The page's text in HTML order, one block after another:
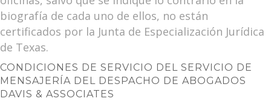
biografía de cada uno de ellos, no están
certificados por la Junta de Especialización Jurídica
de Texas.
CONDICIONES DE SERVICIO DEL SERVICIO DE
MENSAJERÍA DEL DESPACHO DE ABOGADOS
DAVIS & ASSOCIATES